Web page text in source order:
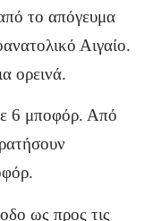
το απόγευμα
Αιγαίο.
ορεινά.
6 μποφόρ. Από
ως προς τις